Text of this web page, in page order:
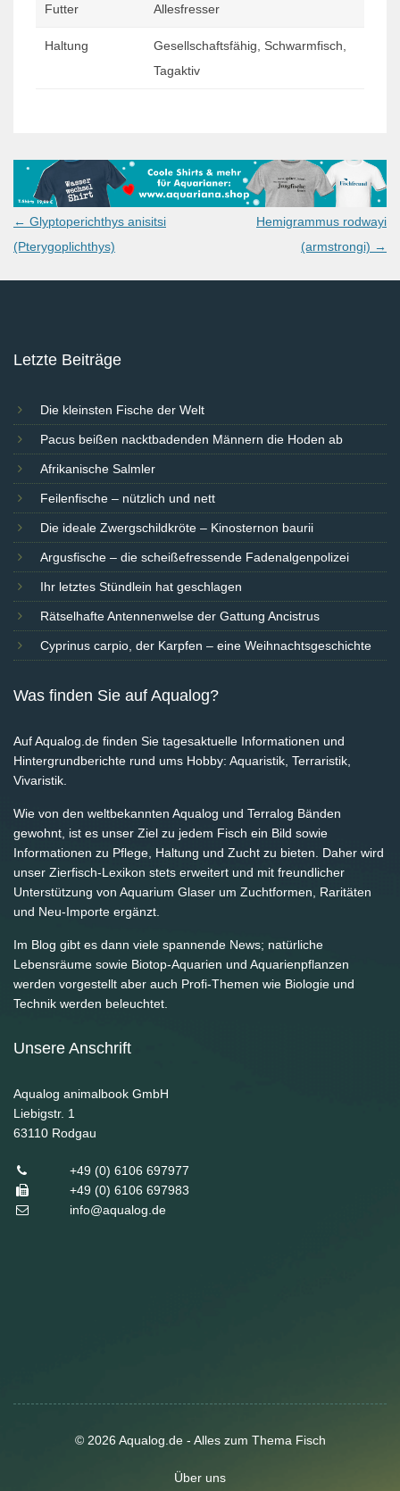
Futter Allesfresser
Haltung
Gesellschaftsfähig, Schwarmfisch,
Tagaktiv
Post
navigation
← Glyptoperichthys anisitsi
(Pterygoplichthys)
Hemigrammus rodwayi
(armstrongi) →
Letzte Beiträge
Die kleinsten Fische der Welt
Pacus beißen nacktbadenden Männern die Hoden ab
Afrikanische Salmler
Feilenfische – nützlich und nett
Die ideale Zwergschildkröte – Kinosternon baurii
Argusfische – die scheißefressende Fadenalgenpolizei
Ihr letztes Stündlein hat geschlagen
Rätselhafte Antennenwelse der Gattung Ancistrus
Cyprinus carpio, der Karpfen – eine Weihnachtsgeschichte
Was finden Sie auf Aqualog?
Auf Aqualog.de finden Sie tagesaktuelle Informationen und
Hintergrundberichte rund ums Hobby: Aquaristik, Terraristik,
Vivaristik.
Wie von den weltbekannten Aqualog und Terralog Bänden
gewohnt, ist es unser Ziel zu jedem Fisch ein Bild sowie
Informationen zu Pflege, Haltung und Zucht zu bieten. Daher wird
unser Zierfisch-Lexikon stets erweitert und mit freundlicher
Unterstützung von Aquarium Glaser um Zuchtformen, Raritäten
und Neu-Importe ergänzt.
Im Blog gibt es dann viele spannende News; natürliche
Lebensräume sowie Biotop-Aquarien und Aquarienpflanzen
werden vorgestellt aber auch Profi-Themen wie Biologie und
Technik werden beleuchtet.
Unsere Anschrift
Aqualog animalbook GmbH
Liebigstr. 1
63110 Rodgau
+49 (0) 6106 697977
+49 (0) 6106 697983
info@aqualog.de
© 2026 Aqualog.de - Alles zum Thema Fisch
Über uns